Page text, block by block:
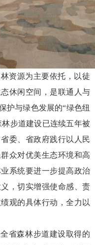
资源为主要依托，以徒
休闲空间，是联通人与
护与绿色发展的“绿色纽
林步道建设已连续五年被
委、省政府践行以人民
众对优美生态环境和高
系统要进一步提高政治
，切实增强使命感、责
观的具体行动，全力以
省森林步道建设取得的